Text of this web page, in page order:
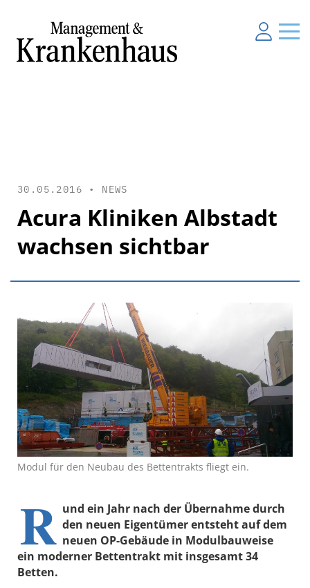
30.05.2016 • NEWS
Acura Kliniken Albstadt
wachsen sichtbar
Modul für den Neubau des Bettentrakts fliegt ein.
R und ein Jahr nach der Übernahme durch
den neuen Eigentümer entsteht auf dem
neuen OP-Gebäude in Modulbauweise
ein moderner Bettentrakt mit insgesamt 34
Betten.